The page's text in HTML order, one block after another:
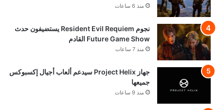
منذ 6 ساعات
نجوم Resident Evil Requiem يستضيفون حدث
Future Game Show القادم
منذ 7 ساعات
جهاز Project Helix سيدعم ألعاب أجيال إكسبوكس
جميعها
منذ 9 ساعات